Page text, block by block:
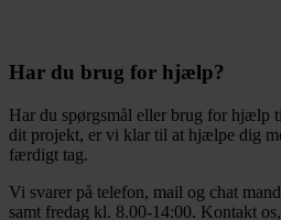
Har du brug for hjælp?
Har du spørgsmål eller brug for hjælp
dit projekt, er vi klar til at hjælpe dig
færdigt tag.
Vi svarer på telefon, mail og chat
samt fredag kl. 8.00-14:00. Kontakt